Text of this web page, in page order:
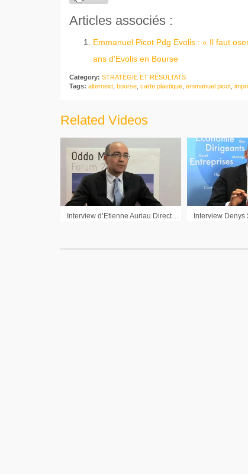
Articles associés :
Emmanuel Picot Pdg Evolis : « Il faut
ans d'Evolis en Bourse
Category: STRATEGIE ET RÉSULTATS
Tags: alternext bourse carte plastique emmanuel picot
Related Videos